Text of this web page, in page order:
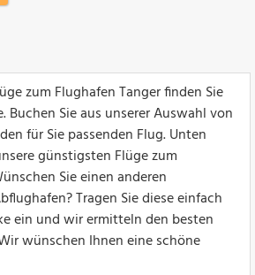
zum Flughafen Tanger finden Sie
Buchen Sie aus unserer Auswahl von
für Sie passenden Flug. Unten
günstigsten Flüge zum
Sie einen anderen
Tragen Sie diese einfach
ein und wir ermitteln den besten
wünschen Ihnen eine schöne